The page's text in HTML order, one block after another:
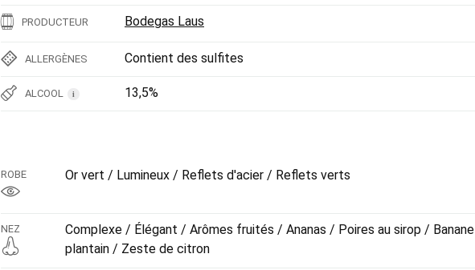
PRODUCTEUR Bodegas Laus
ALLERGÈNES Contient des sulfites
ALCOOL i 13,5%
ROBE Or vert / Lumineux / Reflets d'acier / Reflets verts
NEZ
Complexe / Élégant / Arômes fruités / Ananas / Poires au sirop / Banane
plantain / Zeste de citron